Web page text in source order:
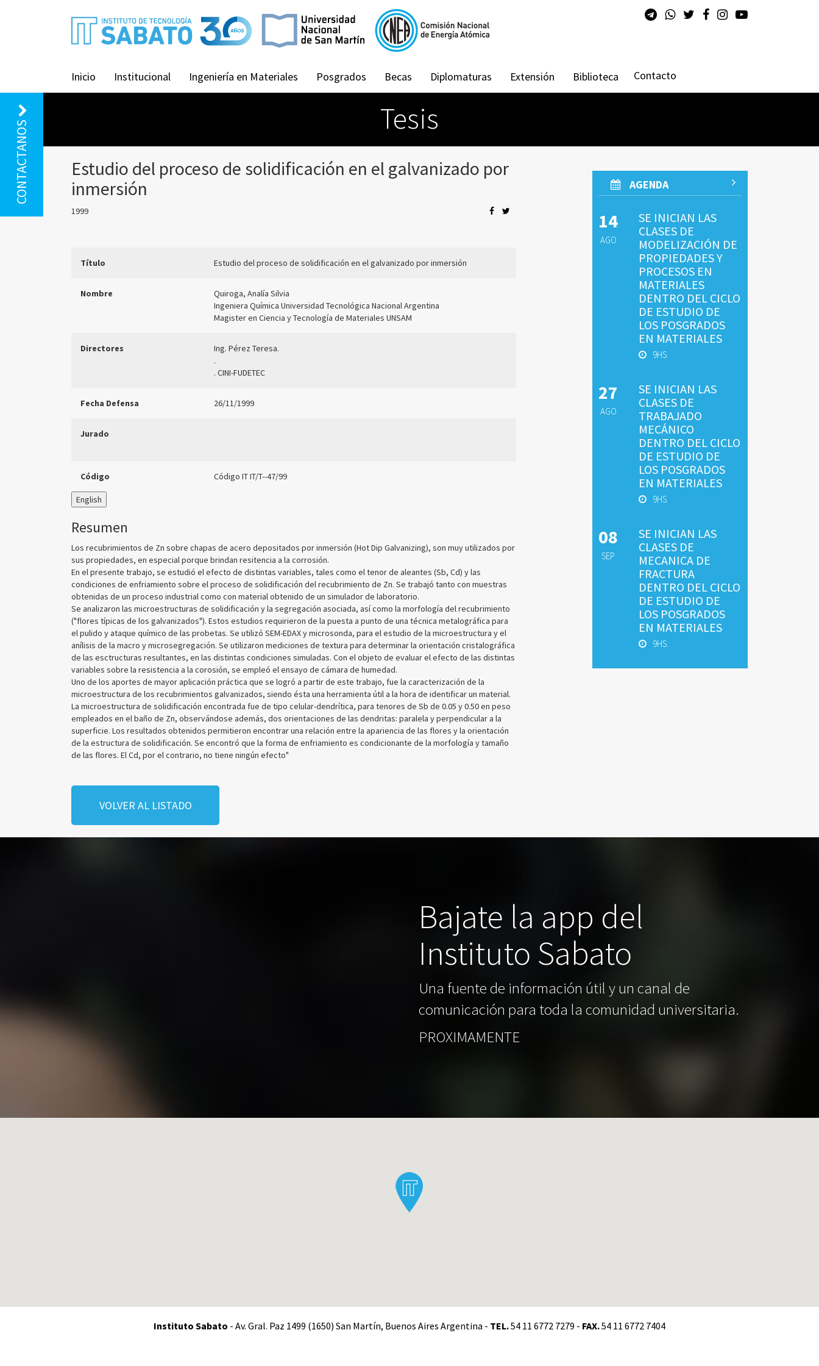
Inicio Institucional Ingeniería en Materiales Posgrados Becas Diplomaturas Extensión Biblioteca Contacto
CONTACTANOS Tesis
Estudio del proceso de solidificación en el galvanizado por
inmersión
1999
Título Estudio del proceso de solidificación en el galvanizado por inmersión
Nombre
Quiroga, Analía Silvia
Ingeniera Química Universidad Tecnológica Nacional Argentina
Magister en Ciencia y Tecnología de Materiales UNSAM
Directores
Ing. Pérez Teresa.
.
. CINI-FUDETEC
Fecha Defensa 26/11/1999
Jurado
Código Código IT IT/T--47/99
English
Resumen
Los recubrimientos de Zn sobre chapas de acero depositados por inmersión (Hot Dip Galvanizing), son muy utilizados por
sus propiedades, en especial porque brindan resitencia a la corrosión.
En el presente trabajo, se estudió el efecto de distintas variables, tales como el tenor de aleantes (Sb, Cd) y las
condiciones de enfriamiento sobre el proceso de solidificación del recubrimiento de Zn. Se trabajó tanto con muestras
obtenidas de un proceso industrial como con material obtenido de un simulador de laboratorio.
Se analizaron las microestructuras de solidificación y la segregación asociada, así como la morfología del recubrimiento
("flores típicas de los galvanizados"). Estos estudios requirieron de la puesta a punto de una técnica metalográfica para
el pulido y ataque químico de las probetas. Se utilizó SEM-EDAX y microsonda, para el estudio de la microestructura y el
anílisis de la macro y microsegregación. Se utilizaron mediciones de textura para determinar la orientación cristalográfica
de las esctructuras resultantes, en las distintas condiciones simuladas. Con el objeto de evaluar el efecto de las distintas
variables sobre la resistencia a la corosión, se empleó el ensayo de cámara de humedad.
Uno de los aportes de mayor aplicación práctica que se logró a partir de este trabajo, fue la caracterización de la
microestructura de los recubrimientos galvanizados, siendo ésta una herramienta útil a la hora de identificar un material.
La microestructura de solidificación encontrada fue de tipo celular-dendrítica, para tenores de Sb de 0.05 y 0.50 en peso
empleados en el baño de Zn, observándose además, dos orientaciones de las dendritas: paralela y perpendicular a la
superficie. Los resultados obtenidos permitieron encontrar una relación entre la apariencia de las flores y la orientación
de la estructura de solidificación. Se encontró que la forma de enfriamiento es condicionante de la morfología y tamaño
de las flores. El Cd, por el contrario, no tiene ningún efecto"
VOLVER AL LISTADO
AGENDA
14
AGO
SE INICIAN LAS
CLASES DE
MODELIZACIÓN DE
PROPIEDADES Y
PROCESOS EN
MATERIALES
DENTRO DEL CICLO
DE ESTUDIO DE
LOS POSGRADOS
EN MATERIALES
9HS.
27
AGO
SE INICIAN LAS
CLASES DE
TRABAJADO
MECÁNICO
DENTRO DEL CICLO
DE ESTUDIO DE
LOS POSGRADOS
EN MATERIALES
9HS.
08
SEP
SE INICIAN LAS
CLASES DE
MECANICA DE
FRACTURA
DENTRO DEL CICLO
DE ESTUDIO DE
LOS POSGRADOS
EN MATERIALES
9HS.
Bajate la app del
Instituto Sabato
Una fuente de información útil y un canal de
comunicación para toda la comunidad universitaria.
PROXIMAMENTE
Instituto Sabato - Av. Gral. Paz 1499 (1650) San Martín, Buenos Aires Argentina - TEL.54 11 6772 7279 - FAX.54 11 6772 7404